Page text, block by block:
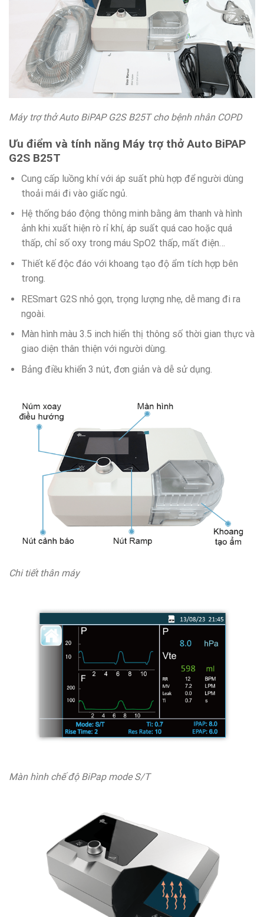
Máy trợ thở Auto BiPAP G2S B25T cho bệnh nhân COPD
Ưu điểm và tính năng Máy trợ thở Auto BiPAP
G2S B25T
Cung cấp luồng khí với áp suất phù hợp để người dùng
thoải mái đi vào giấc ngủ.
Hệ thống báo động thông minh bằng âm thanh và hình
ảnh khi xuất hiện rò rỉ khí, áp suất quá cao hoặc quá
thấp, chỉ số oxy trong máu SpO2 thấp, mất điện…
Thiết kế độc đáo với khoang tạo độ ẩm tích hợp bên
trong.
RESmart G2S nhỏ gọn, trọng lượng nhẹ, dễ mang đi ra
ngoài.
Màn hình màu 3.5 inch hiển thị thông số thời gian thực và
giao diện thân thiện với người dùng.
Bảng điều khiển 3 nút, đơn giản và dễ sử dụng.
Chi tiết thân máy
Màn hình chế độ BiPap mode S/T